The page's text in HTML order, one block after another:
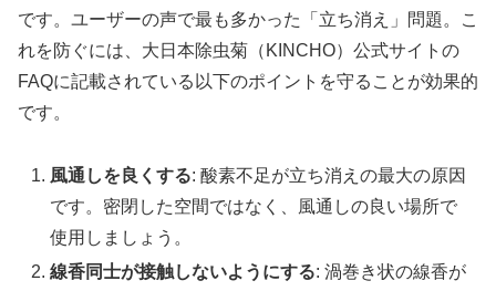
です。ユーザーの声で最も多かった「立ち消え」問題。こ
れを防ぐには、大日本除虫菊（KINCHO）公式サイトの
FAQに記載されている以下のポイントを守ることが効果的
です。
風通しを良くする: 酸素不足が立ち消えの最大の原因
です。密閉した空間ではなく、風通しの良い場所で
使用しましょう。
線香同士が接触しないようにする: 渦巻き状の線香が